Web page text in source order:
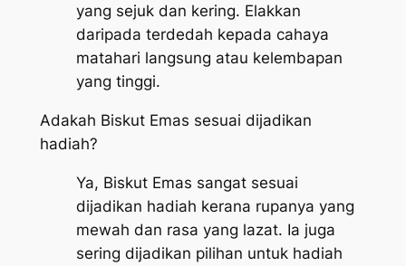
yang sejuk dan kering. Elakkan
daripada terdedah kepada cahaya
matahari langsung atau kelembapan
yang tinggi.
Adakah Biskut Emas sesuai dijadikan
hadiah?
Ya, Biskut Emas sangat sesuai
dijadikan hadiah kerana rupanya yang
mewah dan rasa yang lazat. Ia juga
sering dijadikan pilihan untuk hadiah